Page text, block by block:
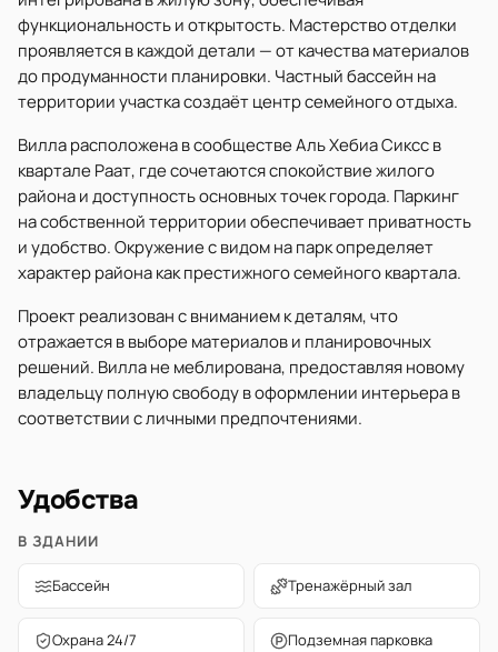
функциональность и открытость. Мастерство отделки
проявляется в каждой детали — от качества материалов
до продуманности планировки. Частный бассейн на
территории участка создаёт центр семейного отдыха.
Вилла расположена в сообществе Аль Хебиа Сиксс в
квартале Раат, где сочетаются спокойствие жилого
района и доступность основных точек города. Паркинг
на собственной территории обеспечивает приватность
и удобство. Окружение с видом на парк определяет
характер района как престижного семейного квартала.
Проект реализован с вниманием к деталям, что
отражается в выборе материалов и планировочных
решений. Вилла не меблирована, предоставляя новому
владельцу полную свободу в оформлении интерьера в
соответствии с личными предпочтениями.
Удобства
В ЗДАНИИ
Бассейн Тренажёрный зал
Охрана 24/7 Подземная парковка